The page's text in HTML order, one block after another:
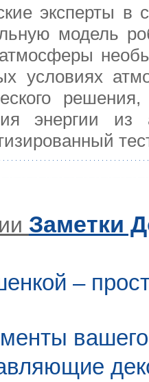
эксперты в
модель
условиях
энергии из
Заметки
–